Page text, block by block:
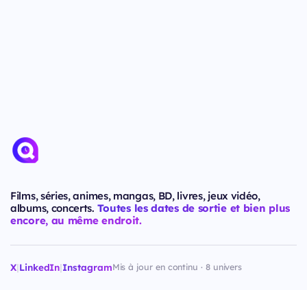
Films, séries, animes, mangas, BD, livres, jeux vidéo,
albums, concerts. Toutes les dates de sortie et bien plus
encore, au même endroit.
X|LinkedIn|InstagramMis à jour en continu · 8 univers